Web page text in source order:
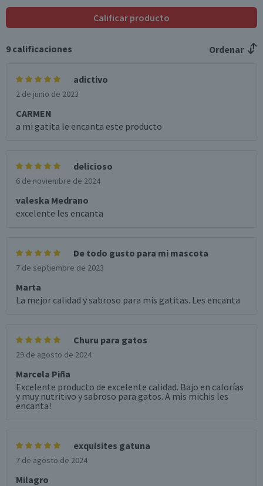
Calificar producto
9 calificaciones Ordenar
adictivo
2 de junio de 2023
CARMEN
a mi gatita le encanta este producto
delicioso
6 de noviembre de 2024
valeska Medrano
excelente les encanta
De todo gusto para mi mascota
7 de septiembre de 2023
Marta
La mejor calidad y sabroso para mis gatitas. Les encanta
Churu para gatos
29 de agosto de 2024
Marcela Piña
Excelente producto de excelente calidad. Bajo en calorías
y muy nutritivo y sabroso para gatos. A mis michis les
encanta!
exquisites gatuna
7 de agosto de 2024
Milagro